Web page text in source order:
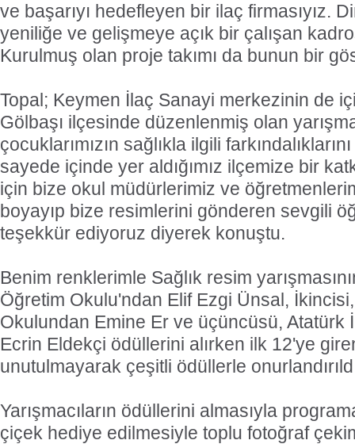
ve başarıyı hedefleyen bir ilaç firmasıyız.
yeniliğe ve gelişmeye açık bir çalışan
Kurulmuş olan proje takımı da bunun bir
Topal; Keymen İlaç Sanayi merkezinin de
Gölbaşı ilçesinde düzenlenmiş olan
çocuklarımızın sağlıkla ilgili
sayede içinde yer aldığımız ilçemize bir
için bize okul müdürlerimiz ve
boyayıp bize resimlerini gönderen sevgili
teşekkür ediyoruz diyerek konuştu.
Benim renklerimle Sağlık resim
Öğretim Okulu'ndan Elif Ezgi Ünsal,
Okulundan Emine Er ve üçüncüsü, Atatürk
Ecrin Eldekçi ödüllerini alırken ilk 12'ye
unutulmayarak çeşitli ödüllerle
Yarışmacıların ödüllerini almasıyla
çiçek hediye edilmesiyle toplu fotoğraf